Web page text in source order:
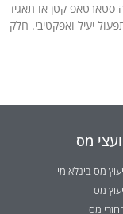
סטארטאפ קטן או תאגיד
יעיל ואפקטיבי. חלק
מס
מס בינלאומי
מס
מס